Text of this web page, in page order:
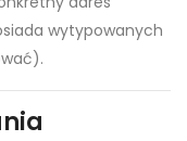
wytypowanych